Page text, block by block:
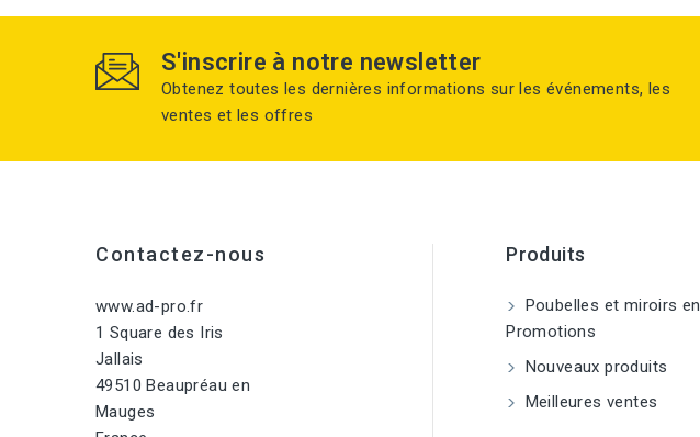
S'inscrire à notre newsletter
Obtenez toutes les dernières informations sur les événements, les
ventes et les offres
Contactez-nous
www.ad-pro.fr
1 Square des Iris
Jallais
49510 Beaupréau en
Mauges
Produits
Poubelles et miroirs en
Promotions
Nouveaux produits
Meilleures ventes